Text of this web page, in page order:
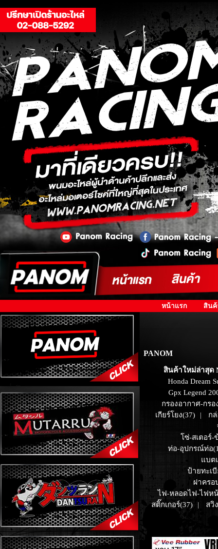
หน้าแรก สินค้
PANOM
สินค้าใหม่ล่าสุด
Honda Dream
Gpx Legend
กรองอากาศ-กรอ
เกียร์โยง(37)
ก
โซ่-สเตอร์
ท่อ-อุปกรณ์ท่อ
แบต
ป้ายทะเ
ฝาครอ
ไฟ-หลอดไฟ-ไฟห
สติ๊กเกอร์(37)
สวิ